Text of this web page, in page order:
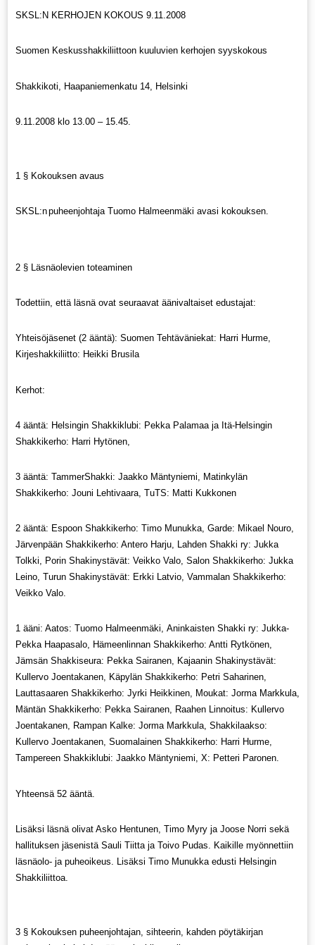
SKSL:N KERHOJEN KOKOUS 9.11.2008
Suomen Keskusshakkiliittoon kuuluvien kerhojen syyskokous
Shakkikoti, Haapaniemenkatu 14, Helsinki
9.11.2008 klo 13.00 – 15.45.
1 § Kokouksen avaus
SKSL:npuheenjohtaja Tuomo Halmeenmäki avasi kokouksen.
2 § Läsnäolevien toteaminen
Todettiin, että läsnä ovat seuraavat äänivaltaiset edustajat:
Yhteisöjäsenet (2 ääntä): Suomen Tehtäväniekat: Harri Hurme,
Kirjeshakkiliitto: Heikki Brusila
Kerhot:
4 ääntä: Helsingin Shakkiklubi: Pekka Palamaa ja Itä-Helsingin
Shakkikerho: Harri Hytönen,
3 ääntä: TammerShakki: Jaakko Mäntyniemi, Matinkylän
Shakkikerho: Jouni Lehtivaara, TuTS: Matti Kukkonen
2 ääntä: Espoon Shakkikerho: Timo Munukka, Garde: Mikael Nouro,
Järvenpään Shakkikerho: Antero Harju, Lahden Shakki ry: Jukka
Tolkki, Porin Shakinystävät: Veikko Valo, Salon Shakkikerho: Jukka
Leino, Turun Shakinystävät: Erkki Latvio, Vammalan Shakkikerho:
Veikko Valo.
1 ääni: Aatos: Tuomo Halmeenmäki, Aninkaisten Shakki ry: Jukka-
Pekka Haapasalo, Hämeenlinnan Shakkikerho: Antti Rytkönen,
Jämsän Shakkiseura: Pekka Sairanen, Kajaanin Shakinystävät:
Kullervo Joentakanen, Käpylän Shakkikerho: Petri Saharinen,
Lauttasaaren Shakkikerho: Jyrki Heikkinen, Moukat: Jorma Markkula,
Mäntän Shakkikerho: Pekka Sairanen, Raahen Linnoitus: Kullervo
Joentakanen, Rampan Kalke: Jorma Markkula, Shakkilaakso:
Kullervo Joentakanen, Suomalainen Shakkikerho: Harri Hurme,
Tampereen Shakkiklubi: Jaakko Mäntyniemi, X: Petteri Paronen.
Yhteensä 52 ääntä.
Lisäksi läsnä olivat Asko Hentunen, Timo Myry ja Joose Norri sekä
hallituksen jäsenistä Sauli Tiitta ja Toivo Pudas. Kaikille myönnettiin
läsnäolo- ja puheoikeus. Lisäksi Timo Munukka edusti Helsingin
Shakkiliittoa.
3 § Kokouksen puheenjohtajan, sihteerin, kahden pöytäkirjan